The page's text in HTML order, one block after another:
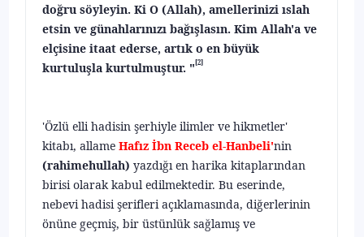
doğru söyleyin. Ki O (Allah), amellerinizi ıslah
etsin ve günahlarınızı bağışlasın. Kim Allah'a ve
elçisine itaat ederse, artık o en büyük
kurtuluşla kurtulmuştur. " [2]
'Özlü elli hadisin şerhiyle ilimler ve hikmetler'
kitabı, allame Hafız İbn Receb el-Hanbeli'nin
(rahimehullah) yazdığı en harika kitaplarından
birisi ola­rak kabul edilmektedir. Bu eserinde,
nebevi hadisi şerifleri açıklamasında, diğerlerinin
önüne geçmiş, bir üstünlük sağlamış ve